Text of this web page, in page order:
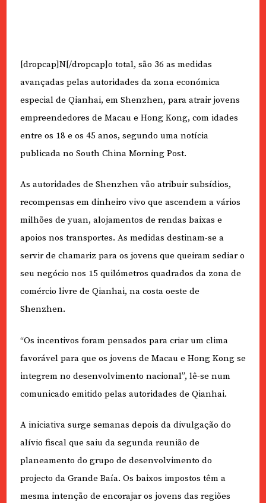
[dropcap]N[/dropcap]o total, são 36 as medidas
avançadas pelas autoridades da zona económica
especial de Qianhai, em Shenzhen, para atrair jovens
empreendedores de Macau e Hong Kong, com idades
entre os 18 e os 45 anos, segundo uma notícia
publicada no South China Morning Post.
As autoridades de Shenzhen vão atribuir subsídios,
recompensas em dinheiro vivo que ascendem a vários
milhões de yuan, alojamentos de rendas baixas e
apoios nos transportes. As medidas destinam-se a
servir de chamariz para os jovens que queiram sediar o
seu negócio nos 15 quilómetros quadrados da zona de
comércio livre de Qianhai, na costa oeste de
Shenzhen.
“Os incentivos foram pensados para criar um clima
favorável para que os jovens de Macau e Hong Kong se
integrem no desenvolvimento nacional”, lê-se num
comunicado emitido pelas autoridades de Qianhai.
A iniciativa surge semanas depois da divulgação do
alívio fiscal que saiu da segunda reunião de
planeamento do grupo de desenvolvimento do
projecto da Grande Baía. Os baixos impostos têm a
mesma intenção de encorajar os jovens das regiões